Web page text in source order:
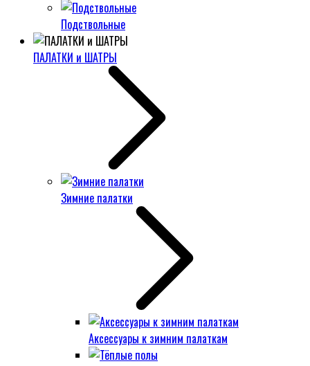
Подствольные
ПАЛАТКИ и ШАТРЫ
Зимние палатки
Аксессуары к зимним палаткам